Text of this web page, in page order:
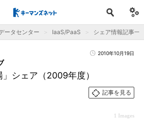
ータセンター IaaS/PaaS シェア情報記事一
2010年10月19日
」シェア（2009年度）
記事を見る
1 Images